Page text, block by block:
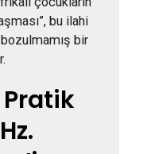
bu ilahi
bir